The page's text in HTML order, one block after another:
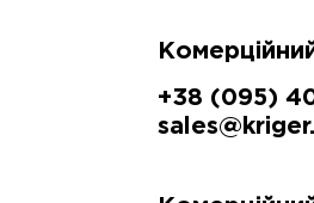
+38 (095)